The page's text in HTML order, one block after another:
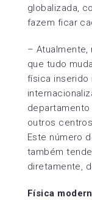
globalizada,
fazem ficar
–
que tudo
física inserido
outros
Este número
também
diretamente,
Física